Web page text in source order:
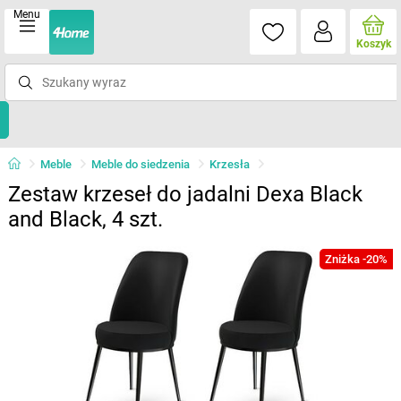
Menu
Koszyk
Meble Meble do siedzenia Krzesła
Zestaw krzeseł do jadalni Dexa Black
and Black, 4 szt.
Zniżka -20%